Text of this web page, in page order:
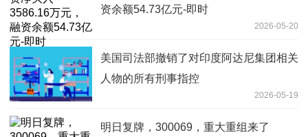
资余额54.73亿元-即时
2026-05-20
美国司法部撤销了对印度阿达尼集团相关
人物的所有刑事指控
2026-05-19
明日复牌，300069，重大重组来了